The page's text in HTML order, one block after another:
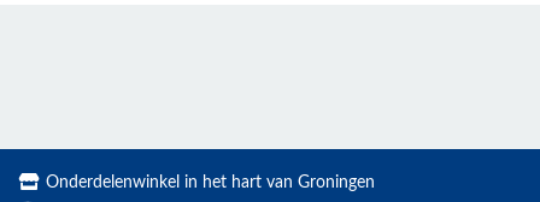
Onderdelenwinkel in het hart van Groningen